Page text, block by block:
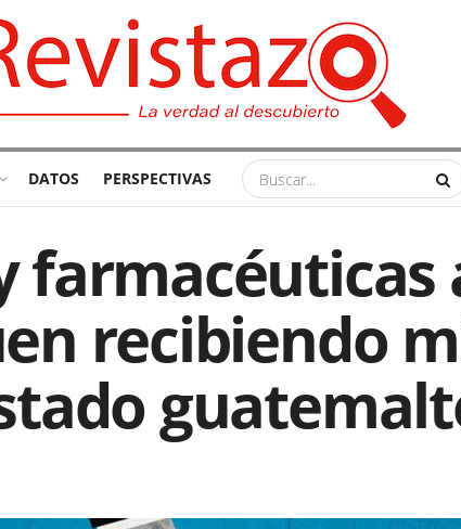
DATOS PERSPECTIVAS
farmacéuticas
recibiendo